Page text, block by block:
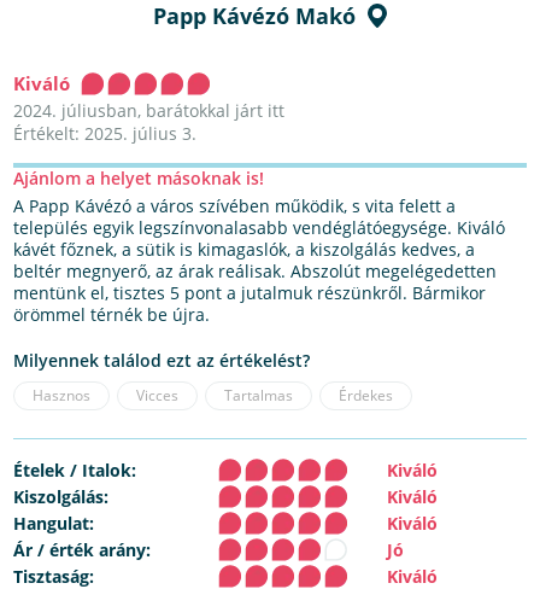
Papp Kávézó Makó
Kiváló
2024. júliusban, barátokkal járt itt
Értékelt: 2025. július 3.
Ajánlom a helyet másoknak is!
A Papp Kávézó a város szívében működik, s vita felett a
település egyik legszínvonalasabb vendéglátóegysége. Kiváló
kávét főznek, a sütik is kimagaslók, a kiszolgálás kedves, a
beltér megnyerő, az árak reálisak. Abszolút megelégedetten
mentünk el, tisztes 5 pont a jutalmuk részünkről. Bármikor
örömmel térnék be újra.
Milyennek találod ezt az értékelést?
Hasznos Vicces Tartalmas Érdekes
Ételek / Italok:
Kiváló
Kiszolgálás:
Kiváló
Hangulat:
Kiváló
Ár / érték arány:
Jó
Tisztaság:
Kiváló